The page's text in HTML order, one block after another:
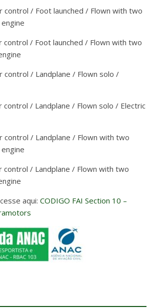
control / Foot launched / Flown with two
control / Foot launched / Flown with two
control / Landplane / Flown solo /
control / Landplane / Flown solo / Electric
control / Landplane / Flown with two
control / Landplane / Flown with two
aqui:CODIGO FAI Section 10 –